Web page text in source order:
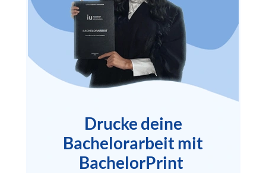
Drucke deine
Bachelorarbeit mit
BachelorPrint